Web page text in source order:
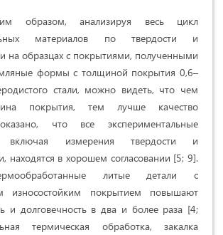
образом, анализируя весь цикл
материалов по твердости и
на образцах с покрытиями, полученными
формы с толщиной покрытия 0,6–
стали, можно видеть, что чем
покрытия, тем лучше качество
что все экспериментальные
включая измерения твердости и
находятся в хорошем согласовании [5; 9].
литые детали с
износостойким покрытием повышают
и долговечность в два и более раза [4;
термическая обработка, закалка